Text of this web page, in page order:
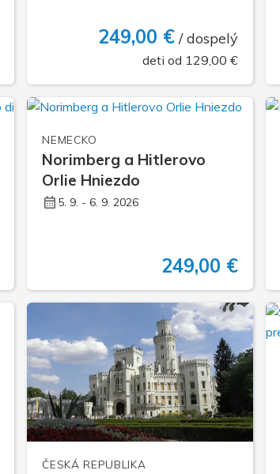
249,00 €/ dospelý
deti od 129,00 €
NEMECKO
Norimberg a Hitlerovo
Orlie Hniezdo
5. 9. - 6. 9. 2026
249,00 €
ČESKÁ REPUBLIKA